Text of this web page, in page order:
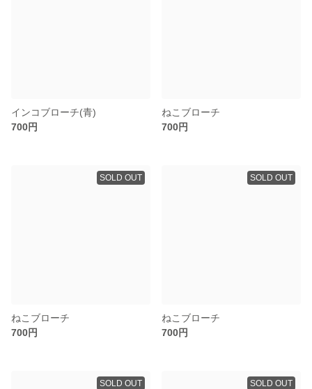
インコブローチ(青)
700円
ねこブローチ
700円
SOLD OUT
ねこブローチ
700円
SOLD OUT
ねこブローチ
700円
SOLD OUT SOLD OUT